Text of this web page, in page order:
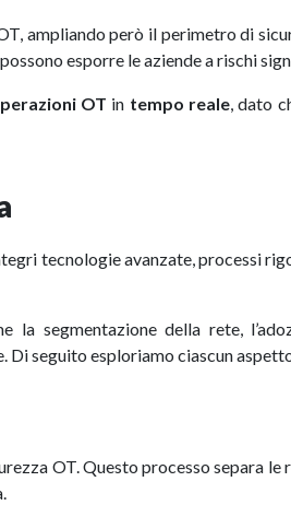
ampliando però il perimetro di
esporre le aziende a rischi
OT in tempo reale, dato
tecnologie avanzate, processi
segmentazione della rete,
Di seguito esploriamo ciascun
OT. Questo processo separa le